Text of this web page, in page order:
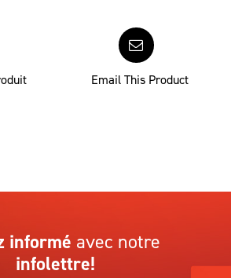
Email This Product
informé avec notre
infolettre!